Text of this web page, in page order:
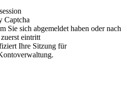
Captcha
Sie sich abgemeldet haben oder nach
eintritt
Ihre Sitzung für